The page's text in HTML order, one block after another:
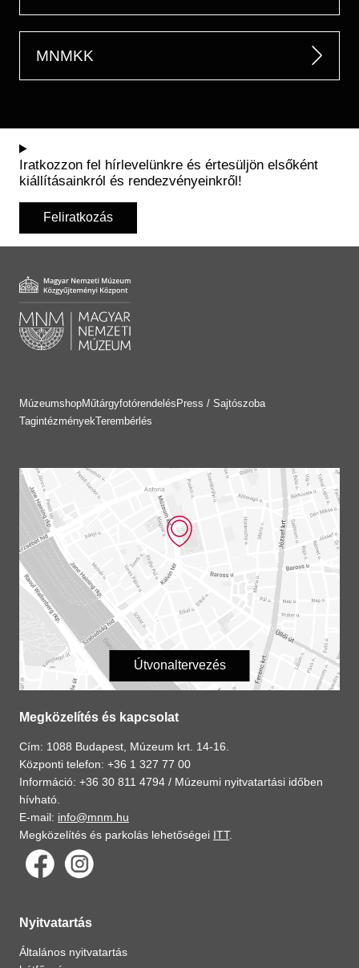
MNMKK
Iratkozzon fel hírlevelünkre és értesüljön elsőként
kiállításainkról és rendezvényeinkről!
Feliratkozás
MúzeumshopMűtárgyfotórendelés Press / Sajtószoba
TagintézményekTerembérlés
Útvonaltervezés
Megközelítés és kapcsolat
Cím: 1088 Budapest, Múzeum krt. 14-16.
Központi telefon: +36 1 327 77 00
Információ: +36 30 811 4794 / Múzeumi nyitvatartási időben
hívható.
E-mail: info@mnm.hu
Megközelítés és parkolás lehetőségei ITT.
Nyitvatartás
Általános nyitvatartás